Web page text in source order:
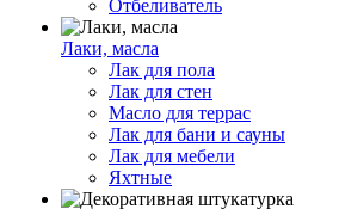
Отбеливатель
Лаки, масла
Лак для пола
Лак для стен
Масло для террас
Лак для бани и сауны
Лак для мебели
Яхтные